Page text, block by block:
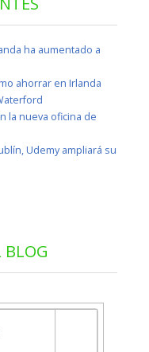
ha aumentado a
ahorrar en Irlanda
la nueva oficina de
Udemy ampliará su
BLOG